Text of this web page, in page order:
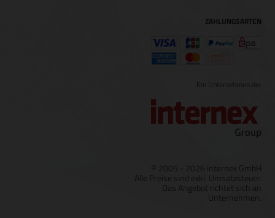
ZAHLUNGSARTEN
Ein Unternehmen der
© 2005 - 2026 internex GmbH
Alle Preise sind exkl. Umsatzsteuer.
Das Angebot richtet sich an
Unternehmen.